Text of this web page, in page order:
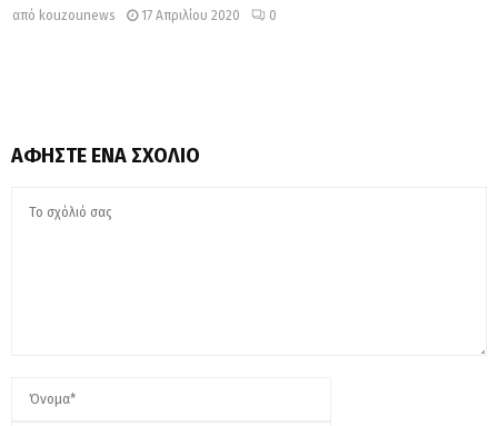
από kouzounews 17 Απριλίου 2020 0
ΑΦΉΣΤΕ ΈΝΑ ΣΧΌΛΙΟ